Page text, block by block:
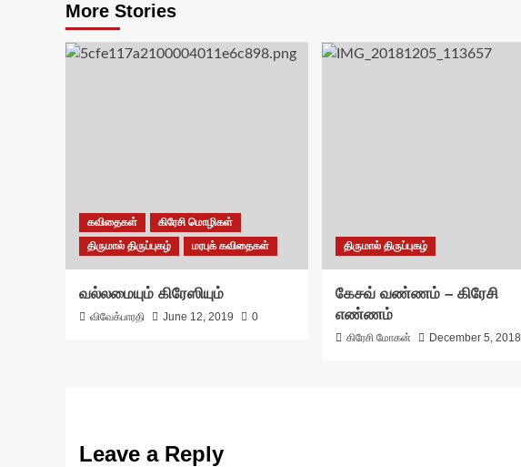
More Stories
கவிதைகள்
கிரேசி மொழிகள்
திருமால் திருப்புகழ்
மரபுக் கவிதைகள்
வல்லமையும் கிரேஸியும்
விவேக்பாரதி June 12, 2019 0
திருமால் திருப்புகழ்
கேசவ் வண்ணம் – கிரேசி
எண்ணம்
கிரேசி மோகன் December 5, 2018
Leave a Reply